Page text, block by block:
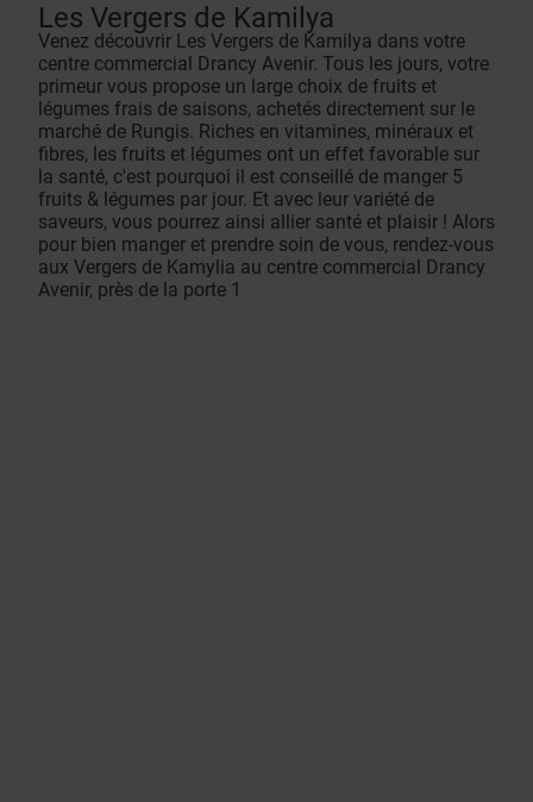
Les Vergers de Kamilya
Venez découvrir Les Vergers de Kamilya dans votre
centre commercial Drancy Avenir. Tous les jours, votre
primeur vous propose un large choix de fruits et
légumes frais de saisons, achetés directement sur le
marché de Rungis. Riches en vitamines, minéraux et
fibres, les fruits et légumes ont un effet favorable sur
la santé, c'est pourquoi il est conseillé de manger 5
fruits & légumes par jour. Et avec leur variété de
saveurs, vous pourrez ainsi allier santé et plaisir ! Alors
pour bien manger et prendre soin de vous, rendez-vous
aux Vergers de Kamylia au centre commercial Drancy
Avenir, près de la porte 1